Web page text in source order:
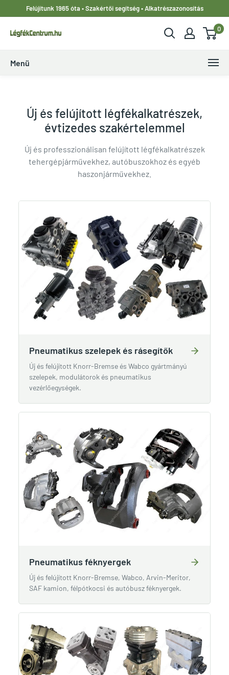
tartalomhoz
Felújítunk 1965 óta • Szakértői segítség • Alkatrészazonosítás
LegfekCentrum.hu
0
Menü
Új és felújított légfékalkatrészek,
évtizedes szakértelemmel
Új és professzionálisan felújított légfékalkatrészek
tehergépjárművekhez, autóbuszokhoz és egyéb
haszonjárművekhez.
Pneumatikus szelepek és rásegítők
Új és felújított Knorr-Bremse és Wabco gyártmányú
szelepek, modulátorok és pneumatikus
vezérlőegységek.
Pneumatikus féknyergek
Új és felújított Knorr-Bremse, Wabco, Arvin-Meritor,
SAF kamion, félpótkocsi és autóbusz féknyergek.